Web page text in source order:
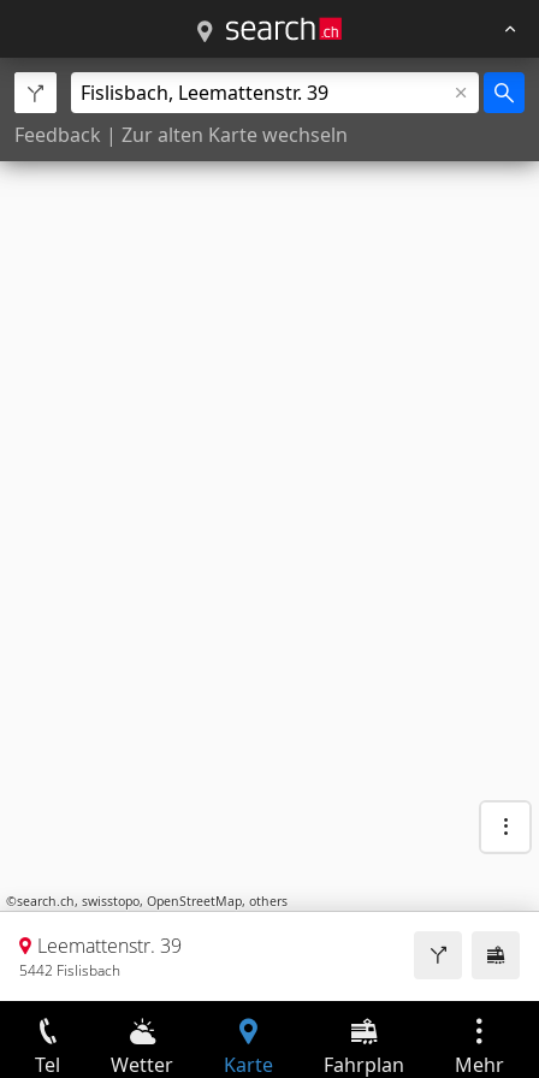
Feedback | Zur alten Karte wechseln
©search.ch, swisstopo, OpenStreetMap, others
Leemattenstr. 39
5442 Fislisbach
Tel Wetter Karte Fahrplan Mehr